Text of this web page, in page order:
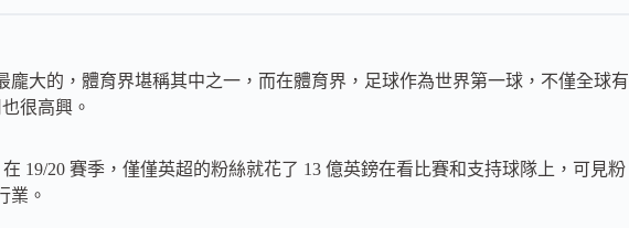
龐大的，體育界堪稱其中之一，而在體育界，足球作為世界第一球，不僅全球有
很高興。
在 19/20 賽季，僅僅英超的粉絲就花了 13 億英鎊在看比賽和支持球隊上，可見粉
業。